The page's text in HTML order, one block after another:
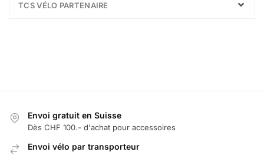
TCS VÉLO PARTENAIRE
Envoi gratuit en Suisse
Dès CHF 100.- d'achat pour accessoires
Envoi vélo par transporteur